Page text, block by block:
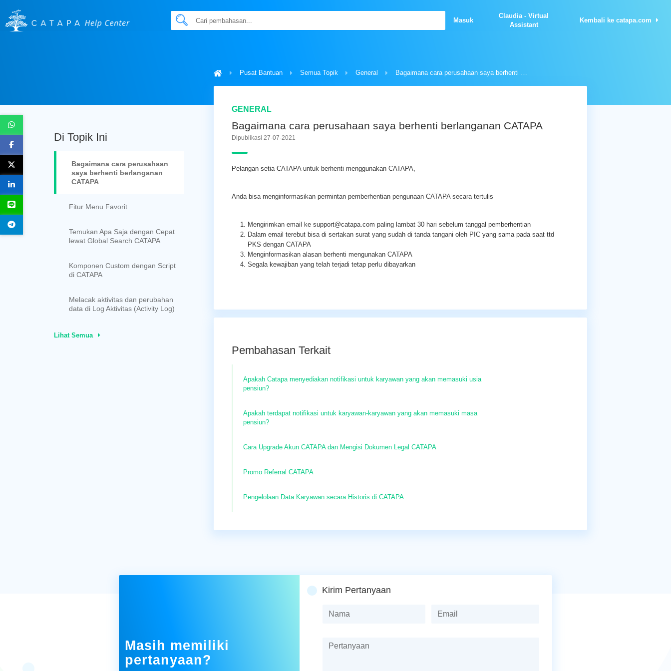
Masuk
Claudia - Virtual
Assistant
Kembali ke catapa.com
Di Topik Ini
Bagaimana cara perusahaan
saya berhenti berlanganan
CATAPA
Fitur Menu Favorit
Temukan Apa Saja dengan Cepat
lewat Global Search CATAPA
Komponen Custom dengan Script
di CATAPA
Melacak aktivitas dan perubahan
data di Log Aktivitas (Activity Log)
Lihat Semua
Pusat Bantuan Semua Topik General Bagaimana cara perusahaan saya berhenti berlanganan CATAPA
GENERAL
Bagaimana cara perusahaan saya berhenti berlanganan CATAPA
Dipublikasi 27-07-2021
Pelangan setia CATAPA untuk berhenti menggunakan CATAPA,
Anda bisa menginformasikan permintan pemberhentian pengunaan CATAPA secara tertulis
Mengirimkan email ke support@catapa.com paling lambat 30 hari sebelum tanggal pemberhentian
Dalam email terebut bisa di sertakan surat yang sudah di tanda tangani oleh PIC yang sama pada saat ttd
PKS dengan CATAPA
Menginformasikan alasan berhenti mengunakan CATAPA
Segala kewajiban yang telah terjadi tetap perlu dibayarkan
Pembahasan Terkait
Apakah Catapa menyediakan notifikasi untuk karyawan yang akan memasuki usia
pensiun?
Apakah terdapat notifikasi untuk karyawan-karyawan yang akan memasuki masa
pensiun?
Cara Upgrade Akun CATAPA dan Mengisi Dokumen Legal CATAPA
Promo Referral CATAPA
Pengelolaan Data Karyawan secara Historis di CATAPA
Masih memiliki
pertanyaan?
Kirim Pertanyaan